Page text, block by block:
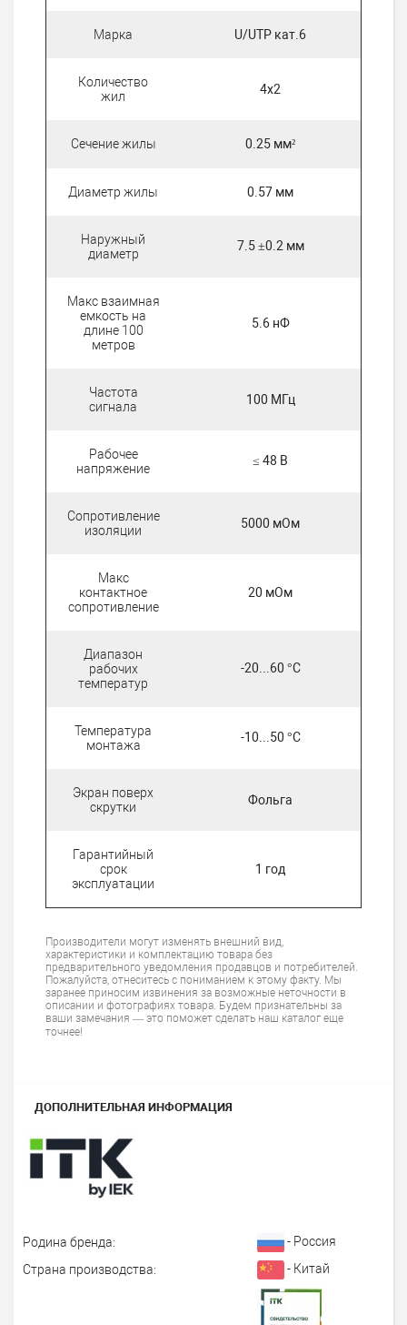
Марка U/UTP кат.6
Количество
жил
4x2
Сечение жилы 0.25 мм²
Диаметр жилы 0.57 мм
Наружный
диаметр
7.5 ±0.2 мм
Макс взаимная
емкость на
длине 100
метров
5.6 нФ
Частота
сигнала
100 МГц
Рабочее
напряжение
≤ 48 В
Сопротивление
изоляции
5000 мОм
Макс
контактное
сопротивление
20 мОм
Диапазон
рабочих
температур
-20...60 °C
Температура
монтажа
-10...50 °C
Экран поверх
скрутки
Фольга
Гарантийный
срок
эксплуатации
1 год
Производители могут изменять внешний вид,
характеристики и комплектацию товара без
предварительного уведомления продавцов и потребителей.
Пожалуйста, отнеситесь с пониманием к этому факту. Мы
заранее приносим извинения за возможные неточности в
описании и фотографиях товара. Будем признательны за
ваши замечания — это поможет сделать наш каталог еще
точнее!
ДОПОЛНИТЕЛЬНАЯ ИНФОРМАЦИЯ
Родина бренда:
- Россия
Страна производства:
- Китай